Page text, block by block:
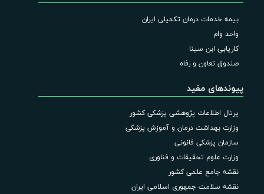
بیمه خدمات درمان تکمیلی ایران
واحد وام
کاریابی ابن سینا
صندوق تعاون و رفاه
پیوندهای مفید
پرتال اطلاعات پژوهشی پزشکی کشور
وزارت بهداشت درمان و آموزش پزشکی
سازمان پزشکی قانونی
وزارت علوم تحقیقات و فناوری
نقشه جامع علمی کشور
نقشه سلامت جمهوری اسلامی ایران